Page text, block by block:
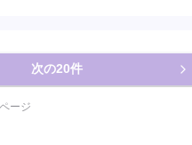
ューやコースが充実◆【水圧転
ィネーターの資格も持ち合わせた
にてお問い合わせ【2】お見積り
始【4】仕上がり次第納車《パー
次の20件
ページ